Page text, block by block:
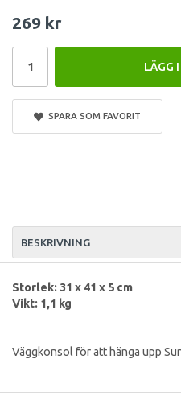
269 kr
LÄGG
SPARA SOM FAVORIT
BESKRIVNING
Storlek: 31 x 41 x 5 cm
Vikt: 1,1 kg
Väggkonsol för att hänga upp